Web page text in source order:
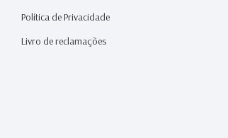
Política de Privacidade
Livro de reclamações